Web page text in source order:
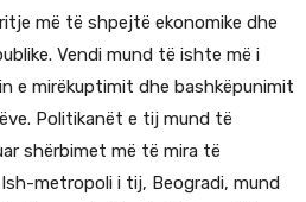
më të shpejtë ekonomike dhe
Vendi mund të ishte më i
e mirëkuptimit dhe bashkëpunimit
Politikanët e tij mund të
shërbimet më të mira të
metropoli i tij, Beogradi, mund